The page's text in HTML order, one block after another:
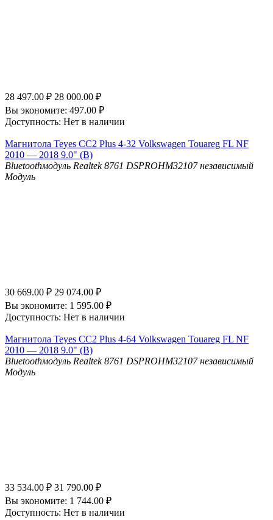
28 497.00 ₽ 28 000.00 ₽
Вы экономите: 497.00 ₽
Доступность: Нет в наличии
Магнитола Teyes CC2 Plus 4-32 Volkswagen Touareg FL NF
2010 — 2018 9.0" (B)
Bluetoothмодуль Realtek 8761 DSPROHM32107 независимый
Модуль
30 669.00 ₽ 29 074.00 ₽
Вы экономите: 1 595.00 ₽
Доступность: Нет в наличии
Магнитола Teyes CC2 Plus 4-64 Volkswagen Touareg FL NF
2010 — 2018 9.0" (B)
Bluetoothмодуль Realtek 8761 DSPROHM32107 независимый
Модуль
33 534.00 ₽ 31 790.00 ₽
Вы экономите: 1 744.00 ₽
Доступность: Нет в наличии